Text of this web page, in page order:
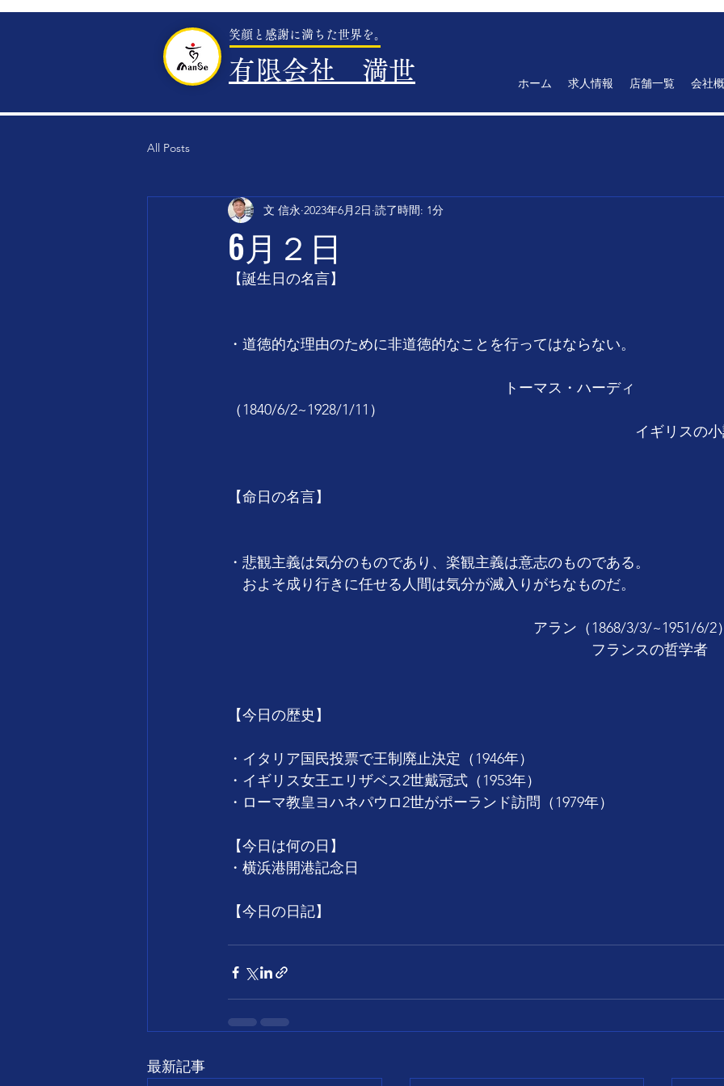
笑顔と感謝に満ちた世界を。
有限会社 満世 ホーム 求人情報 店舗一覧 会社
All Posts
6月２日
文 信永 2023年6月2日 読了時間: 1分
【誕生日の名言】
・道徳的な理由のために非道徳的なことを行ってはならない。
トーマス・ハーディ
（1840/6/2~1928/1/11）
イギリスの小説
【命日の名言】
・悲観主義は気分のものであり、楽観主義は意志のものである。
およそ成り行きに任せる人間は気分が滅入りがちなものだ。
アラン（1868/3/3/~1951/6/2
フランスの哲学者
【今日の歴史】
・イタリア国民投票で王制廃止決定（1946年）
・イギリス女王エリザベス2世戴冠式（1953年）
・ローマ教皇ヨハネパウロ2世がポーランド訪問（1979年）
【今日は何の日】
・横浜港開港記念日
【今日の日記】
最新記事